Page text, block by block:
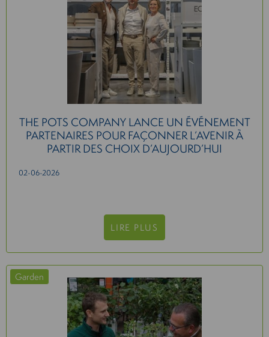
THE POTS COMPANY LANCE UN ÉVÉNEMENT
PARTENAIRES POUR FAÇONNER L’AVENIR À
PARTIR DES CHOIX D’AUJOURD’HUI
02-06-2026
LIRE PLUS
Garden